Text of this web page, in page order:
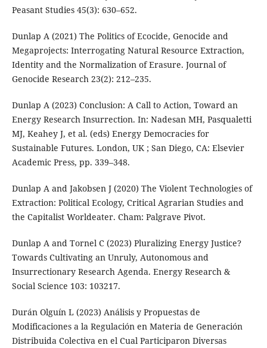
Peasant Studies 45(3): 630–652.
Dunlap A (2021) The Politics of Ecocide, Genocide and
Megaprojects: Interrogating Natural Resource Extraction,
Identity and the Normalization of Erasure. Journal of
Genocide Research 23(2): 212–235.
Dunlap A (2023) Conclusion: A Call to Action, Toward an
Energy Research Insurrection. In: Nadesan MH, Pasqualetti
MJ, Keahey J, et al. (eds) Energy Democracies for
Sustainable Futures. London, UK ; San Diego, CA: Elsevier
Academic Press, pp. 339–348.
Dunlap A and Jakobsen J (2020) The Violent Technologies of
Extraction: Political Ecology, Critical Agrarian Studies and
the Capitalist Worldeater. Cham: Palgrave Pivot.
Dunlap A and Tornel C (2023) Pluralizing Energy Justice?
Towards Cultivating an Unruly, Autonomous and
Insurrectionary Research Agenda. Energy Research &
Social Science 103: 103217.
Durán Olguín L (2023) Análisis y Propuestas de
Modificaciones a la Regulación en Materia de Generación
Distribuida Colectiva en el Cual Participaron Diversas